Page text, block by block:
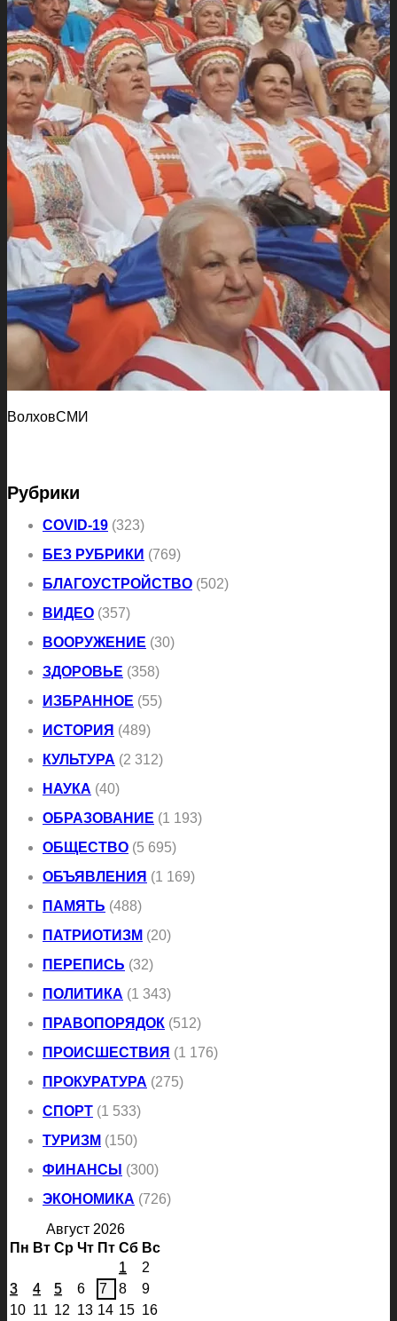
ВолховСМИ
Рубрики
COVID-19 (323)
БЕЗ РУБРИКИ (769)
БЛАГОУСТРОЙСТВО (502)
ВИДЕО (357)
ВООРУЖЕНИЕ (30)
ЗДОРОВЬЕ (358)
ИЗБРАННОЕ (55)
ИСТОРИЯ (489)
КУЛЬТУРА (2 312)
НАУКА (40)
ОБРАЗОВАНИЕ (1 193)
ОБЩЕСТВО (5 695)
ОБЪЯВЛЕНИЯ (1 169)
ПАМЯТЬ (488)
ПАТРИОТИЗМ (20)
ПЕРЕПИСЬ (32)
ПОЛИТИКА (1 343)
ПРАВОПОРЯДОК (512)
ПРОИСШЕСТВИЯ (1 176)
ПРОКУРАТУРА (275)
СПОРТ (1 533)
ТУРИЗМ (150)
ФИНАНСЫ (300)
ЭКОНОМИКА (726)
Август 2026
Пн Вт Ср Чт Пт Сб Вс
1
2
3
4 5 6 7 8
9
10 11 12 13 14 15 16